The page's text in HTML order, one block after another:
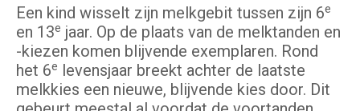
Een kind wisselt zijn melkgebit tussen zijn 6e
en 13e jaar. Op de plaats van de melktanden en
-kiezen komen blijvende exemplaren. Rond
het 6e levensjaar breekt achter de laatste
melkkies een nieuwe, blijvende kies door. Dit